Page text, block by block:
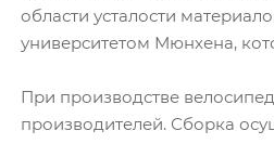
области усталости
университетом Мюнхена,
При производстве
производителей. Сборка